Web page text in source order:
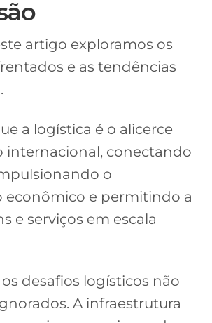
artigo exploramos os
e as tendências
a logística é o alicerce
internacional, conectando
o
econômico e permitindo a
e serviços em escala
desafios logísticos não
A infraestrutura